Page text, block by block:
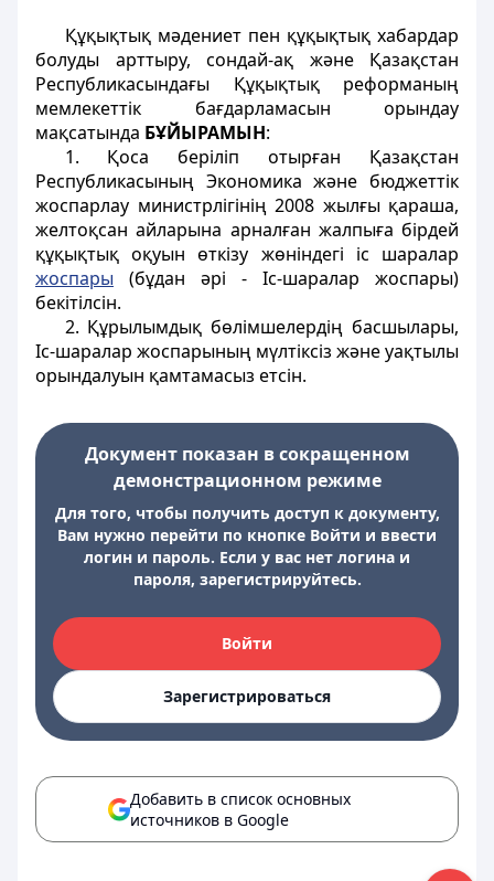
Құқықтық мәдениет пен құқықтық хабардар
болуды арттыру, сондай-ақ және Қазақстан
Республикасындағы Құқықтық реформаның
мемлекеттік бағдарламасын орындау
мақсатында БҰЙЫРАМЫН:
1. Қоса берiлiп отырған Қазақстан
Республикасының Экономика және бюджеттік
жоспарлау министрлігінің 2008 жылғы қараша,
желтоқсан айларына арналған жалпыға бiрдей
құқықтық оқуын өткізу жөніндегі іс шаралар
жоспары (бұдан әрі - Іс-шаралар жоспары)
бекітілсін.
2. Құрылымдық бөлімшелердің басшылары,
Іс-шаралар жоспарының мүлтіксіз және уақтылы
орындалуын қамтамасыз етсін.
Документ показан в сокращенном
демонстрационном режиме
Для того, чтобы получить доступ к документу,
Вам нужно перейти по кнопке Войти и ввести
логин и пароль. Если у вас нет логина и
пароля, зарегистрируйтесь.
Войти
Зарегистрироваться
Добавить в список основных
источников в Google